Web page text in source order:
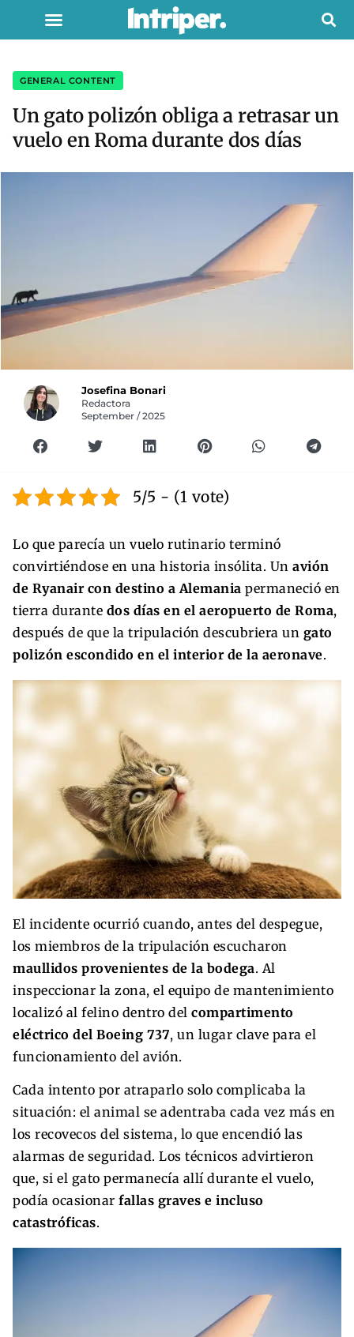
GENERAL CONTENT
Un gato polizón obliga a retrasar un
vuelo en Roma durante dos días
Josefina Bonari
Redactora
September / 2025
5/5 - (1 vote)
Lo que parecía un vuelo rutinario terminó
convirtiéndose en una historia insólita. Un avión
de Ryanair con destino a Alemania permaneció en
tierra durante dos días en el aeropuerto de Roma,
después de que la tripulación descubriera un gato
polizón escondido en el interior de la aeronave.
El incidente ocurrió cuando, antes del despegue,
los miembros de la tripulación escucharon
maullidos provenientes de la bodega. Al
inspeccionar la zona, el equipo de mantenimiento
localizó al felino dentro del compartimento
eléctrico del Boeing 737, un lugar clave para el
funcionamiento del avión.
Cada intento por atraparlo solo complicaba la
situación: el animal se adentraba cada vez más en
los recovecos del sistema, lo que encendió las
alarmas de seguridad. Los técnicos advirtieron
que, si el gato permanecía allí durante el vuelo,
podía ocasionar fallas graves e incluso
catastróficas.